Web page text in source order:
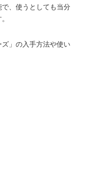
、使うとしても当分
」の入手方法や使い